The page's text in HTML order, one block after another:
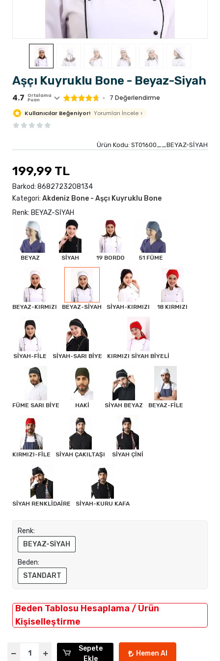
Aşçı Kuyruklu Bone - Beyaz-Siyah
4.7 Ortalama
Puan 7 Değerlendirme
Kullanıcılar Beğeniyor! Yorumları İncele >
Ürün Kodu: ST01600__BEYAZ-SİYAH
199,99 TL
Barkod: 8682723208134
Kategori: Akdeniz Bone - Aşçı Kuyruklu Bone
Renk: BEYAZ-SİYAH
BEYAZ SİYAH 19 BORDO 51 FÜME
BEYAZ-KIRMIZI BEYAZ-SİYAH SİYAH-KIRMIZI 18 KIRMIZI
SİYAH-FİLE SİYAH-SARI BİYE KIRMIZI SİYAH BİYELİ
FÜME SARI BİYE HAKİ SİYAH BEYAZ BEYAZ-FİLE
KIRMIZI-FİLE SİYAH ÇAKILTAŞI SİYAH ÇİNİ
SİYAH RENKLİDAİRE SİYAH-KURU KAFA
Renk:
BEYAZ-SİYAH
Beden:
STANDART
Beden Tablosu Hesaplama / Ürün
Kişiselleştirme
Sepete
Ekle
Hemen Al